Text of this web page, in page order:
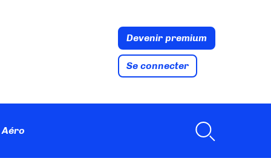
Devenir premium
Se connecter